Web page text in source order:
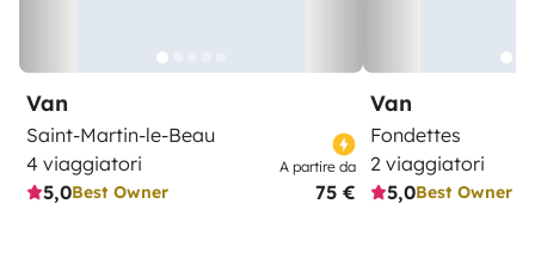
Van
Saint-Martin-le-Beau
4 viaggiatori
5,0Best Owner
A partire da
75 €
Van
Fondettes
2 viaggiatori
5,0Best Owner